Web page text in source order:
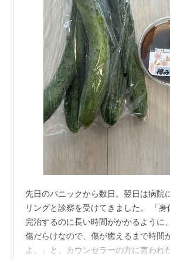
先日のパニックから数日。翌日は病院
リングと診察を受けてきました。 「身
完治するのに長い時間がかかるように
傷だらけなので、傷が癒えるまで時間
よ。」と、カウンセラーの方に言われ